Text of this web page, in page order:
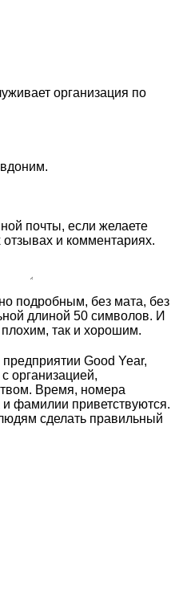
организация по
почты, если желаете
и комментариях.
подробным, без мата, без
длиной 50 символов. И
так и хорошим.
Good Year,
организацией,
Время, номера
фамилии приветствуются.
сделать правильный